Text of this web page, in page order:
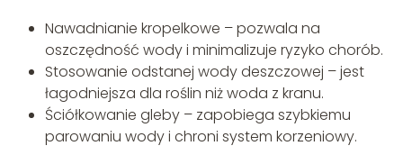
Nawadnianie kropelkowe – pozwala na
oszczędność wody i minimalizuje ryzyko chorób.
Stosowanie odstanej wody deszczowej – jest
łagodniejsza dla roślin niż woda z kranu.
Ściółkowanie gleby – zapobiega szybkiemu
parowaniu wody i chroni system korzeniowy.